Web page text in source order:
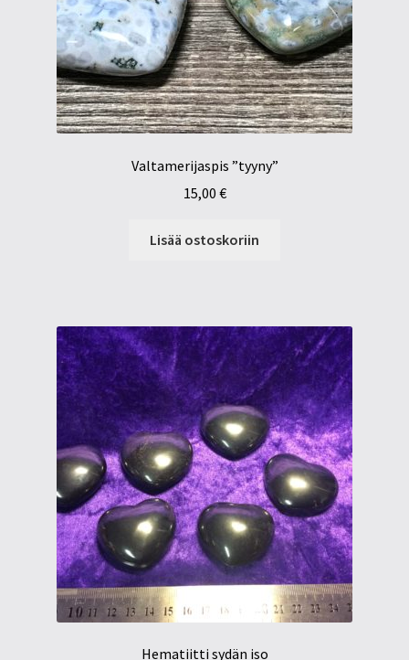
Valtamerijaspis ”tyyny”
15,00 €
Lisää ostoskoriin
Hematiitti sydän iso